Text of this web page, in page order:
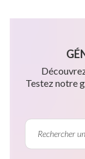
Testez notre